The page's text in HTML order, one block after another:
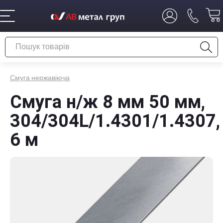
Смуга нержавіюча
Смуга н/ж 8 мм 50 мм,
304/304L/1.4301/1.4307,
6 м